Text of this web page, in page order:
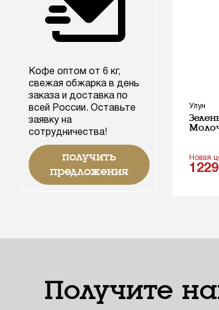
Улун
Новая
1229
Кофе оптом от 6 кг,
свежая обжарка в день
заказа и доставка по
всей России. Оставьте
заявку на
сотрудничества!
получить
предложения
Получите